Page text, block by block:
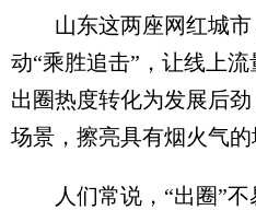
山东这两座网红城市
动“乘胜追击”，让线上
出圈热度转化为发展后
场景，擦亮具有烟火气的
人们常说，“出圈”不